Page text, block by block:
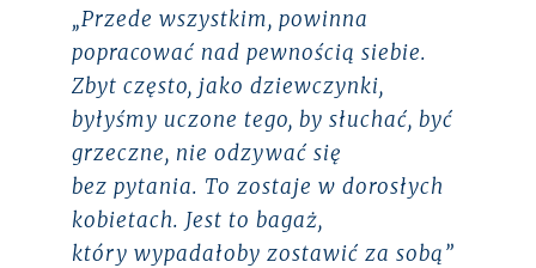
„Przede wszystkim, powinna
popracować nad pewnością siebie.
Zbyt często, jako dziewczynki,
byłyśmy uczone tego, by słuchać, być
grzeczne, nie odzywać się
bez pytania. To zostaje w dorosłych
kobietach. Jest to bagaż,
który wypadałoby zostawić za sobą”